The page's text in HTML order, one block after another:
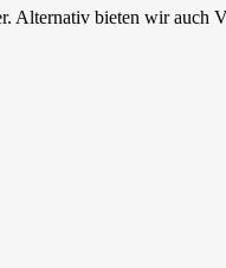
Alternativ bieten wir auch